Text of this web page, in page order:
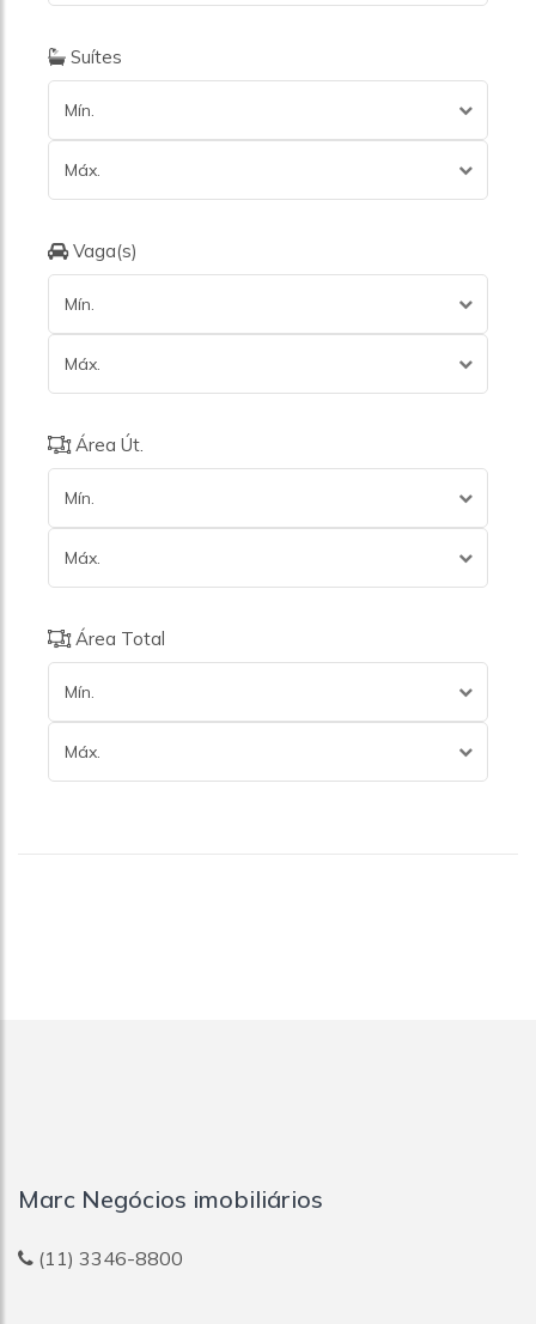
Suítes
Mín.
Máx.
Vaga(s)
Mín.
Máx.
Área Út.
Mín.
Máx.
Área Total
Mín.
Máx.
Marc Negócios imobiliários
(11) 3346-8800